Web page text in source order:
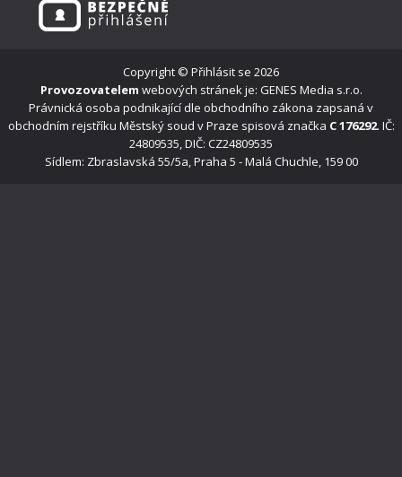
Copyright © Přihlásit se 2026
Provozovatelem webových stránek je: GENES Media s.r.o.
Právnická osoba podnikající dle obchodního zákona zapsaná v
obchodním rejstříku Městský soud v Praze spisová značka C 176292. IČ:
24809535, DIČ: CZ24809535
Sídlem: Zbraslavská 55/5a, Praha 5 - Malá Chuchle, 159 00